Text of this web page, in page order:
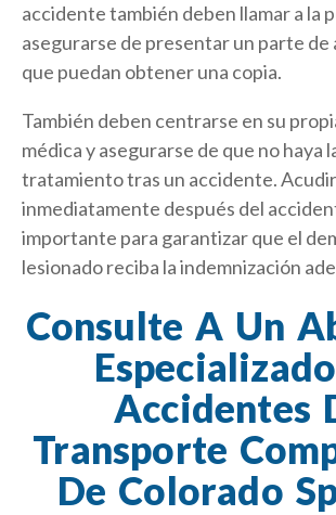
accidente también deben llamar a la
asegurarse de presentar un parte de
que puedan obtener una copia.
También deben centrarse en su
médica y asegurarse de que no haya
tratamiento tras un accidente.
inmediatamente después del
importante para garantizar que el
lesionado reciba la indemnización
Consulte A Un
Accidentes
Transporte
De Colorado